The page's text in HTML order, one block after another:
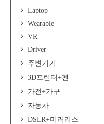
Laptop
Wearable
VR
Driver
주변기기
3D프린터+펜
가전+가구
자동차
DSLR+미러리스